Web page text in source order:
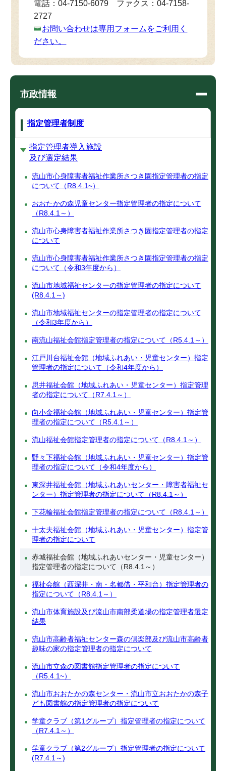
電話：04-7150-6079 ファクス：04-7158-
2727
お問い合わせは専用フォームをご利用く
ださい。
市政情報
指定管理者制度
指定管理者導入施設
及び選定結果
流山市心身障害者福祉作業所さつき園指定管理者の指定
について（R8.4.1~）
おおたかの森児童センター指定管理者の指定について
（R8.4.1～）
流山市心身障害者福祉作業所さつき園指定管理者の指定
について
流山市心身障害者福祉作業所さつき園指定管理者の指定
について（令和3年度から）
流山市地域福祉センターの指定管理者の指定について
(R8.4.1～)
流山市地域福祉センターの指定管理者の指定について
（令和3年度から）
南流山福祉会館指定管理者の指定について（R5.4.1～）
江戸川台福祉会館（地域ふれあい・児童センター）指定
管理者の指定について（令和4年度から）
思井福祉会館（地域ふれあい・児童センター）指定管理
者の指定について（R7.4.1～）
向小金福祉会館（地域ふれあい・児童センター）指定管
理者の指定について（R5.4.1～）
流山福祉会館指定管理者の指定について（R8.4.1～）
野々下福祉会館（地域ふれあい・児童センター）指定管
理者の指定について（令和4年度から）
東深井福祉会館（地域ふれあいセンター・障害者福祉セ
ンター）指定管理者の指定について（R8.4.1～）
下花輪福祉会館指定管理者の指定について（R8.4.1～）
十太夫福祉会館（地域ふれあい・児童センター）指定管
理者の指定について
赤城福祉会館（地域ふれあいセンター・児童センター）
指定管理者の指定について（R8.4.1～）
福祉会館（西深井・南・名都借・平和台）指定管理者の
指定について（R8.4.1～）
流山市体育施設及び流山市南部柔道場の指定管理者選定
結果
流山市高齢者福祉センター森の倶楽部及び流山市高齢者
趣味の家の指定管理者の指定について
流山市立森の図書館指定管理者の指定について
（R5.4.1~）
流山市おおたかの森センター・流山市立おおたかの森子
ども図書館の指定管理者の指定について
学童クラブ（第1グループ）指定管理者の指定について
（R7.4.1～）
学童クラブ（第2グループ）指定管理者の指定について
(R7.4.1～)